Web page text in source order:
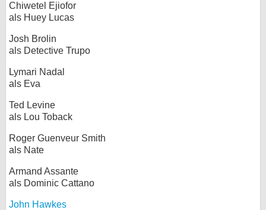
Chiwetel Ejiofor
als Huey Lucas
Josh Brolin
als Detective Trupo
Lymari Nadal
als Eva
Ted Levine
als Lou Toback
Roger Guenveur Smith
als Nate
Armand Assante
als Dominic Cattano
John Hawkes